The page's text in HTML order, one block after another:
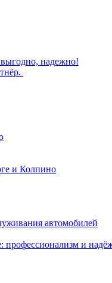
надежно!
и Колпино
автомобилей
профессионализм и